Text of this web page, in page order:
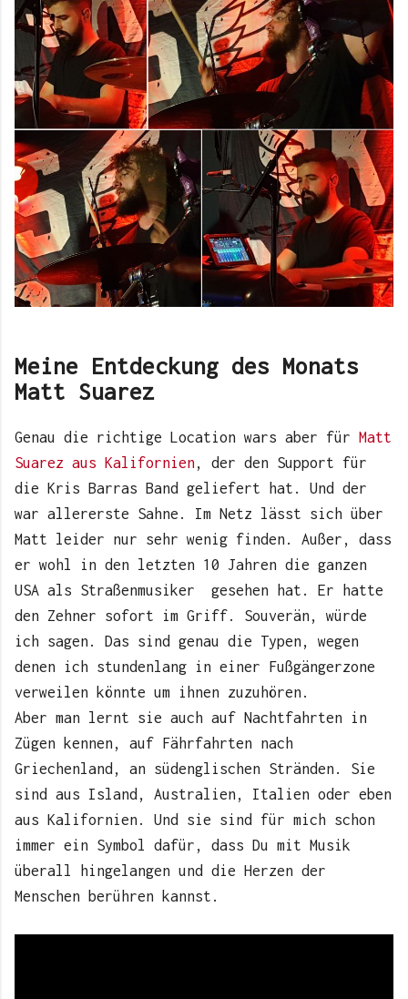
Meine Entdeckung des Monats
Matt Suarez
Genau die richtige Location wars aber für Matt
Suarez aus Kalifornien, der den Support für
die Kris Barras Band geliefert hat. Und der
war allererste Sahne. Im Netz lässt sich über
Matt leider nur sehr wenig finden. Außer, dass
er wohl in den letzten 10 Jahren die ganzen
USA als Straßenmusiker gesehen hat. Er hatte
den Zehner sofort im Griff. Souverän, würde
ich sagen. Das sind genau die Typen, wegen
denen ich stundenlang in einer Fußgängerzone
verweilen könnte um ihnen zuzuhören.
Aber man lernt sie auch auf Nachtfahrten in
Zügen kennen, auf Fährfahrten nach
Griechenland, an südenglischen Stränden. Sie
sind aus Island, Australien, Italien oder eben
aus Kalifornien. Und sie sind für mich schon
immer ein Symbol dafür, dass Du mit Musik
überall hingelangen und die Herzen der
Menschen berühren kannst.